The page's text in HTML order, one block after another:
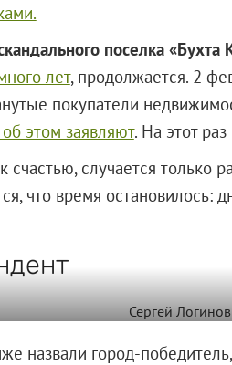
поселка «Бухта
лет, продолжается. 2
покупатели
этом заявляют. На этот
счастью, случается только
что время остановилось:
назвали город-